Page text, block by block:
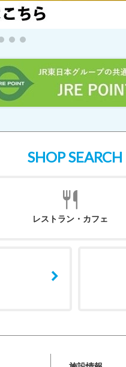
SHOP SEARCH
レストラン・カフェ